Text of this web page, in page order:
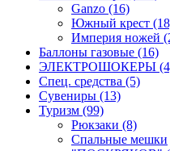
Ganzo (16)
Южный крест
Империя ножей
Баллоны газовые (16)
ЭЛЕКТРОШОКЕРЫ
Спец. средства (5)
Сувениры (13)
Туризм (99)
Рюкзаки (8)
Спальные мешки